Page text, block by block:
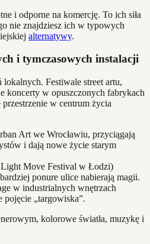
i odporne na komercję. To ich siła
nie znajdziesz ich w typowych
alternatywy.
i tymczasowych instalacji
Festiwale street artu,
koncerty w opuszczonych fabrykach
w centrum życia
Art we Wrocławiu, przyciągają
i dają nowe życie starym
Move Festival w Łodzi)
ponure ulice nabierają magii.
w industrialnych wnętrzach
pojęcie „targowiska”.